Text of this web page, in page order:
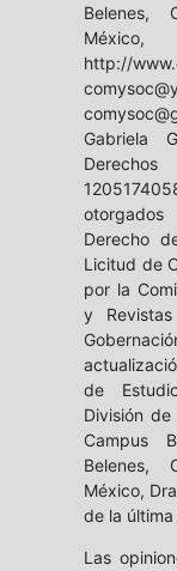
Belenes,
México,
http://
Gabriela
Derecho
Licitud de
por la
y
de
División
Campus
Belenes,
México,
de la
Las